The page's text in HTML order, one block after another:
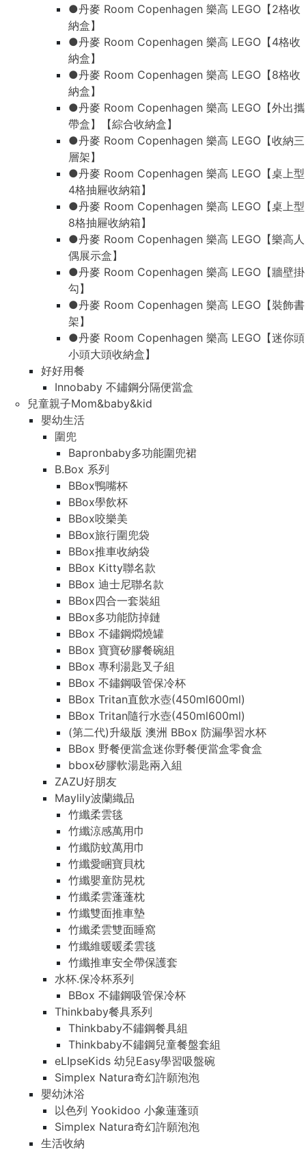
●丹麥 Room Copenhagen 樂高 LEGO【2格收
納盒】
●丹麥 Room Copenhagen 樂高 LEGO【4格收
納盒】
●丹麥 Room Copenhagen 樂高 LEGO【8格收
納盒】
●丹麥 Room Copenhagen 樂高 LEGO【外出攜
帶盒】【綜合收納盒】
●丹麥 Room Copenhagen 樂高 LEGO【收納三
層架】
●丹麥 Room Copenhagen 樂高 LEGO【桌上型
4格抽屜收納箱】
●丹麥 Room Copenhagen 樂高 LEGO【桌上型
8格抽屜收納箱】
●丹麥 Room Copenhagen 樂高 LEGO【樂高人
偶展示盒】
●丹麥 Room Copenhagen 樂高 LEGO【牆壁掛
勾】
●丹麥 Room Copenhagen 樂高 LEGO【裝飾書
架】
●丹麥 Room Copenhagen 樂高 LEGO【迷你頭
小頭大頭收納盒】
好好用餐
Innobaby 不鏽鋼分隔便當盒
兒童親子Mom&baby&kid
嬰幼生活
圍兜
Bapronbaby多功能圍兜裙
B.Box 系列
BBox鴨嘴杯
BBox學飲杯
BBox咬樂美
BBox旅行圍兜袋
BBox推車收納袋
BBox Kitty聯名款
BBox 迪士尼聯名款
BBox四合一套裝組
BBox多功能防掉鏈
BBox 不鏽鋼燜燒罐
BBox 寶寶矽膠餐碗組
BBox 專利湯匙叉子組
BBox 不鏽鋼吸管保冷杯
BBox Tritan直飲水壺(450ml600ml)
BBox Tritan隨行水壺(450ml600ml)
(第二代)升級版 澳洲 BBox 防漏學習水杯
BBox 野餐便當盒迷你野餐便當盒零食盒
bbox矽膠軟湯匙兩入組
ZAZU好朋友
Maylily波蘭織品
竹纖柔雲毯
竹纖涼感萬用巾
竹纖防蚊萬用巾
竹纖愛睏寶貝枕
竹纖嬰童防晃枕
竹纖柔雲蓬蓬枕
竹纖雙面推車墊
竹纖柔雲雙面睡窩
竹纖維暖暖柔雲毯
竹纖推車安全帶保護套
水杯.保冷杯系列
BBox 不鏽鋼吸管保冷杯
Thinkbaby餐具系列
Thinkbaby不鏽鋼餐具組
Thinkbaby不鏽鋼兒童餐盤套組
eLIpseKids 幼兒Easy學習吸盤碗
Simplex Natura奇幻許願泡泡
嬰幼沐浴
以色列 Yookidoo 小象蓮蓬頭
Simplex Natura奇幻許願泡泡
生活收納